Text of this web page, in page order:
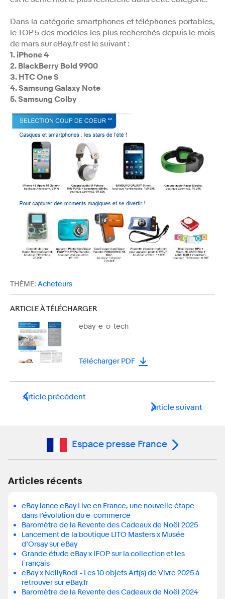
Dans la catégorie smartphones et téléphones portables,
le TOP 5 des modèles les plus recherchés depuis le mois
de mars sur eBay.fr est le suivant :
1. iPhone 4
2. BlackBerry Bold 9900
3. HTC One S
4. Samsung Galaxy Note
5. Samsung Colby
THÈME: Acheteurs
ARTICLE À TÉLÉCHARGER
ebay-e-o-tech
Télécharger PDF
Article précédent
Article suivant
Espace presse France
Articles récents
eBay lance eBay Live en France, une nouvelle étape
dans l’évolution du e-commerce
Baromètre de la Revente des Cadeaux de Noël 2025
Lancement de la boutique LITO Masters x Musée
d’Orsay sur eBay
Grande étude eBay x IFOP sur la collection et les
Français
eBay x NellyRodi - Les 10 objets Art(s) de Vivre 2025 à
retrouver sur eBay.fr
Baromètre de la Revente des Cadeaux de Noël 2024